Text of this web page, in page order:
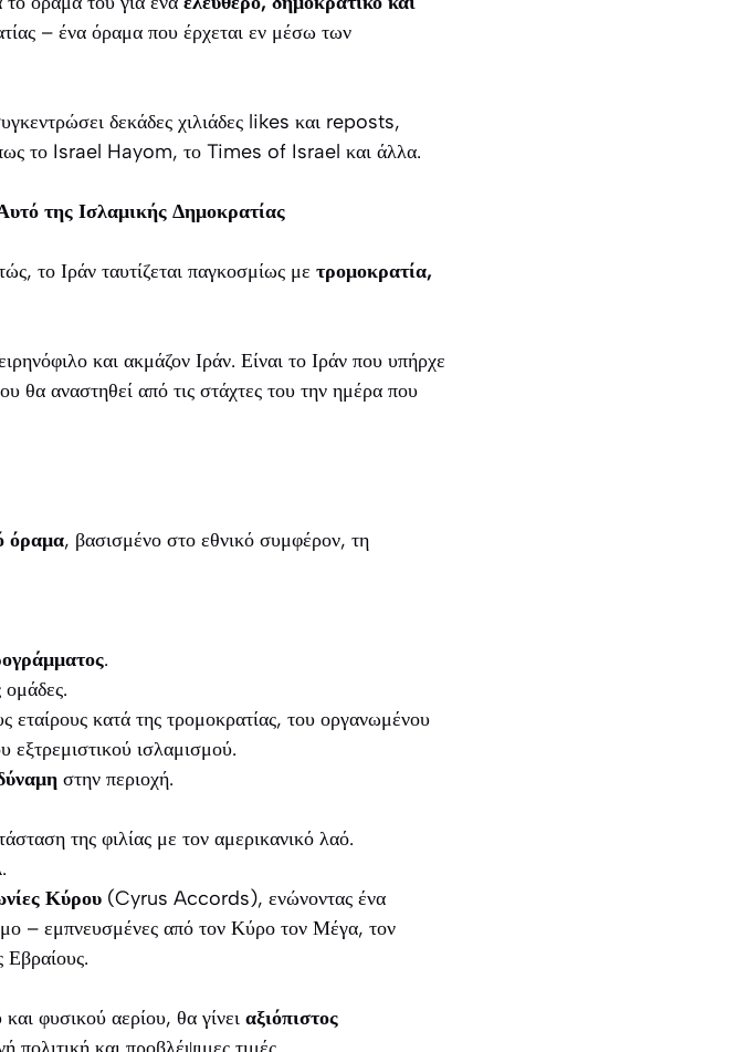
– ένα όραμα που έρχεται εν μέσω των
δεκάδες χιλιάδες likes και reposts,
το Israel Hayom, το Times of Israel και άλλα.
της Ισλαμικής Δημοκρατίας
το Ιράν ταυτίζεται παγκοσμίως με τρομοκρατία,
και ακμάζον Ιράν. Είναι το Ιράν που υπήρχε
θα αναστηθεί από τις στάχτες του την ημέρα που
όραμα, βασισμένο στο εθνικό συμφέρον, τη
.
εταίρους κατά της τρομοκρατίας, του οργανωμένου
εξτρεμιστικού ισλαμισμού.
στην περιοχή.
της φιλίας με τον αμερικανικό λαό.
.
Κύρου (Cyrus Accords), ενώνοντας ένα
– εμπνευσμένες από τον Κύρο τον Μέγα, τον
φυσικού αερίου, θα γίνει αξιόπιστος